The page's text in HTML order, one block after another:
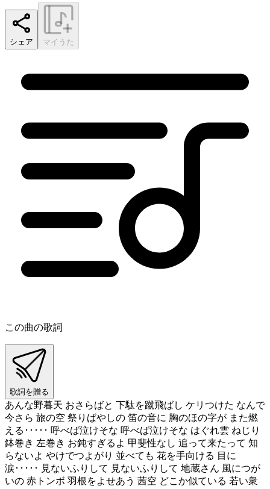
シェア マイうた
この曲の歌詞
歌詞を贈る
あんな野暮天 おさらばと 下駄を蹴飛ばし ケリつけた なんで
今さら 旅の空 祭りばやしの 笛の音に 胸のほの字が また燃
える･････ 呼べば泣けそな 呼べば泣けそな はぐれ雲 ねじり
鉢巻き 左巻き お鈍すぎるよ 甲斐性なし 追って来たって 知
らないよ やけでつよがり 並べても 花を手向ける 目に
涙･････ 見ないふりして 見ないふりして 地蔵さん 風につが
いの 赤トンボ 羽根をよせあう 茜空 どこか似ている 若い衆